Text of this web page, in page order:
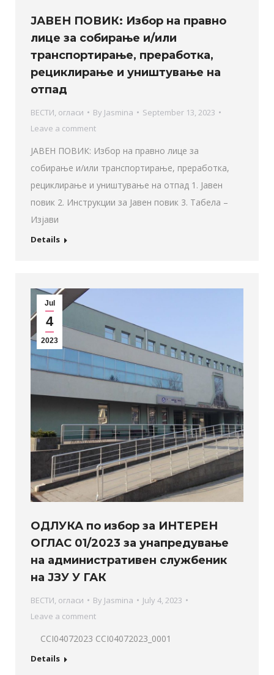
ЈАВЕН ПОВИК: Избор на правно
лице за собирање и/или
транспортирање, преработка,
рециклирање и уништување на
отпад
ВЕСТИ, огласи By Jasmina
September 13, 2023
Leave a comment
ЈАВЕН ПОВИК: Избор на правно лице за
собирање и/или транспортирање, преработка,
рециклирање и уништување на отпад 1. Јавен
повик 2. Инструкции за Јавен повик 3. Табела –
Изјави
Details
Jul
4
2023
ОДЛУКА по избор за ИНТЕРЕН
ОГЛАС 01/2023 за унапредување
на административен службеник
на ЈЗУ У ГАК
ВЕСТИ, огласи By Jasmina
July 4, 2023
Leave a comment
CCI04072023 CCI04072023_0001
Details